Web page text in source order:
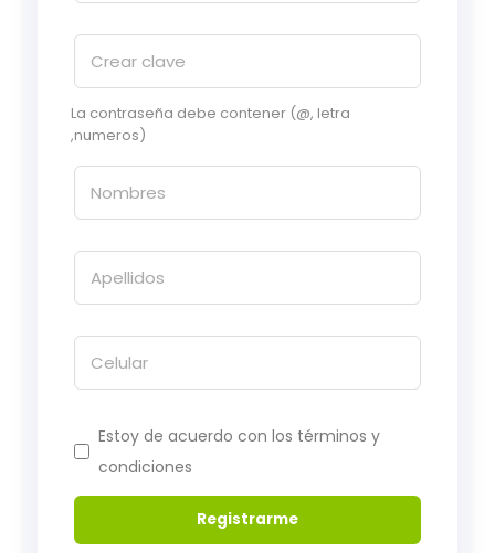
La contraseña debe contener (@, letra
,numeros)
Estoy de acuerdo con los términos y
condiciones
Registrarme